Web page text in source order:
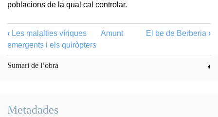
poblacions de la qual cal controlar.
‹ Les malalties víriques
emergents i els quiròpters
Amunt El be de Berberia ›
Sumari de l’obra
Metadades